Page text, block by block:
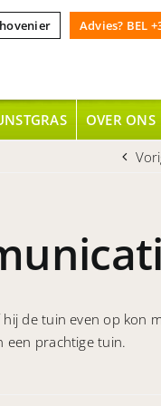
Advies? BEL
OVER ONS
de tuin even op kon
een prachtige tuin.